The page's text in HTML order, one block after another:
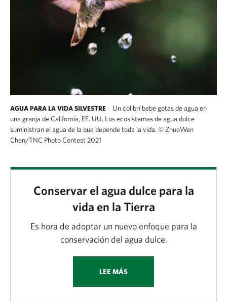
AGUA PARA LA VIDA SILVESTRE
Un colibrí bebe gotas de agua en
una granja de California, EE. UU. Los ecosistemas de agua dulce
suministran el agua de la que depende toda la vida. © ZhuoWen
Chen/TNC Photo Contest 2021
Conservar el agua dulce para la
vida en la Tierra
Es hora de adoptar un nuevo enfoque para la
conservación del agua dulce.
LEE MÁS